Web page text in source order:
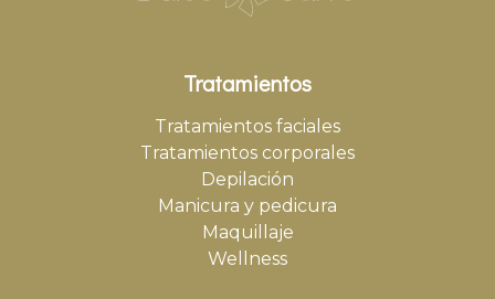
Tratamientos
Tratamientos faciales
Tratamientos corporales
Depilación
Manicura y pedicura
Maquillaje
Wellness